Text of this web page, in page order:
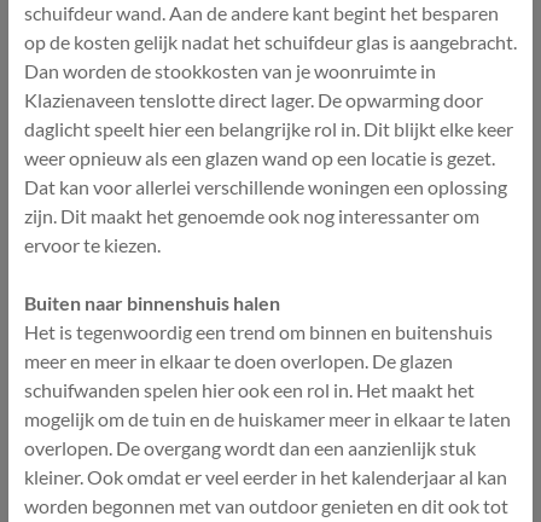
schuifdeur wand. Aan de andere kant begint het besparen
op de kosten gelijk nadat het schuifdeur glas is aangebracht.
Dan worden de stookkosten van je woonruimte in
Klazienaveen tenslotte direct lager. De opwarming door
daglicht speelt hier een belangrijke rol in. Dit blijkt elke keer
weer opnieuw als een glazen wand op een locatie is gezet.
Dat kan voor allerlei verschillende woningen een oplossing
zijn. Dit maakt het genoemde ook nog interessanter om
ervoor te kiezen.
Buiten naar binnenshuis halen
Het is tegenwoordig een trend om binnen en buitenshuis
meer en meer in elkaar te doen overlopen. De glazen
schuifwanden spelen hier ook een rol in. Het maakt het
mogelijk om de tuin en de huiskamer meer in elkaar te laten
overlopen. De overgang wordt dan een aanzienlijk stuk
kleiner. Ook omdat er veel eerder in het kalenderjaar al kan
worden begonnen met van outdoor genieten en dit ook tot